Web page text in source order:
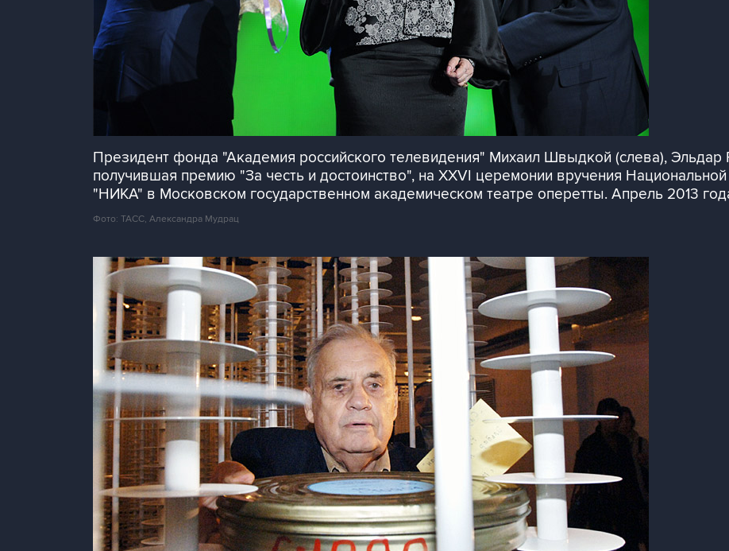
Президент фонда "Академия российского телевидения" Михаил Швыдкой (слева), Эльдар
получившая премию "За честь и достоинство", на XXVI церемонии вручения
"НИКА" в Московском государственном академическом театре оперетты. Апрель 2013
Фото: ТАСС, Александра Мудрац